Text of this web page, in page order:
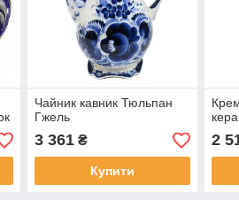
Чайник кавник Тюльпан
Гжель
3 361₴
Купити
2